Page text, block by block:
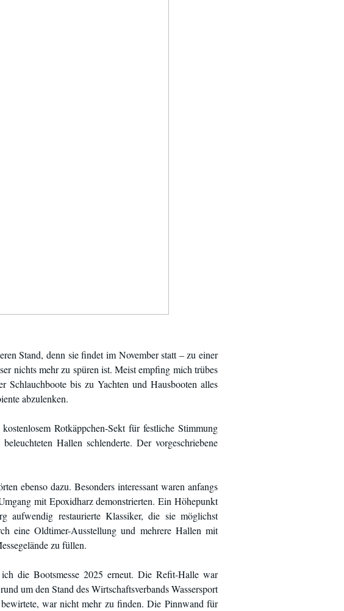
Stand, denn sie findet im November statt – zu einer
nichts mehr zu spüren ist. Meist empfing mich trübes
Schlauchboote bis zu Yachten und Hausbooten alles
abzulenken.
Rotkäppchen-Sekt für festliche Stimmung
Hallen schlenderte. Der vorgeschriebene
ebenso dazu. Besonders interessant waren anfangs
mit Epoxidharz demonstrierten. Ein Höhepunkt
aufwendig restaurierte Klassiker, die sie möglichst
eine Oldtimer-Ausstellung und mehrere Hallen mit
zu füllen.
die Bootsmesse 2025 erneut. Die Refit-Halle war
um den Stand des Wirtschaftsverbands Wassersport
war nicht mehr zu finden. Die Pinnwand für